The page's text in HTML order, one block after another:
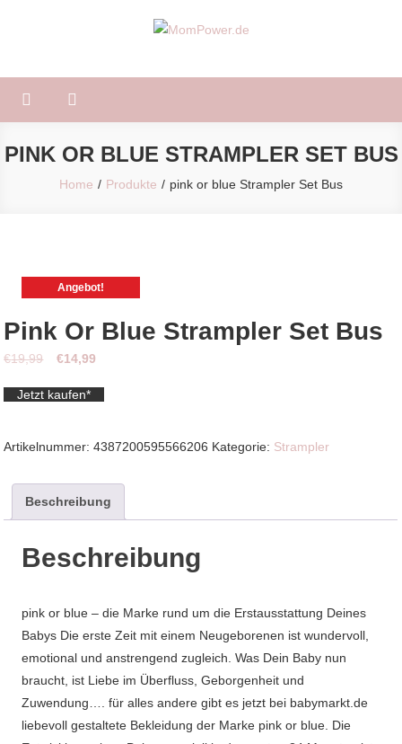
PINK OR BLUE STRAMPLER SET BUS
Home Produkte pink or blue Strampler Set Bus
Angebot!
Pink Or Blue Strampler Set Bus
€19,99
Ursprünglicher
war:
€14,99
ist:
Jetzt kaufen*
Artikelnummer:4387200595566206 Kategorie: Strampler
Beschreibung
Beschreibung
pink or blue – die Marke rund um die Erstausstattung Deines
Babys Die erste Zeit mit einem Neugeborenen ist wundervoll,
emotional und anstrengend zugleich. Was Dein Baby nun
braucht, ist Liebe im Überfluss, Geborgenheit und
Zuwendung…. für alles andere gibt es jetzt bei babymarkt.de
liebevoll gestaltete Bekleidung der Marke pink or blue. Die